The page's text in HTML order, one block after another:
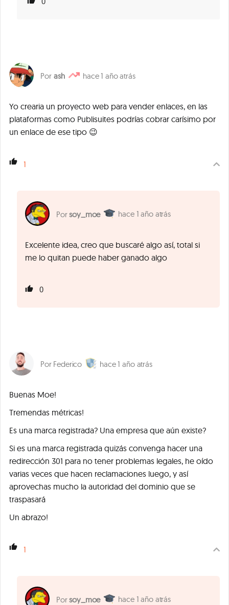
ash 1 año atrás
Yo crearia un proyecto web para vender enlaces, en las
plataformas como Publisuites podrías cobrar carísimo por
un enlace de ese tipo 😉
1
soy_moe 1 año atrás
Excelente idea, creo que buscaré algo así, total si
me lo quitan puede haber ganado algo
0
Federico 1 año atrás
Buenas Moe!
Tremendas métricas!
Es una marca registrada? Una empresa que aún existe?
Si es una marca registrada quizás convenga hacer una
redirección 301 para no tener problemas legales, he oído
varias veces que hacen reclamaciones luego, y así
aprovechas mucho la autoridad del dominio que se
traspasará
Un abrazo!
1
soy_moe 1 año atrás